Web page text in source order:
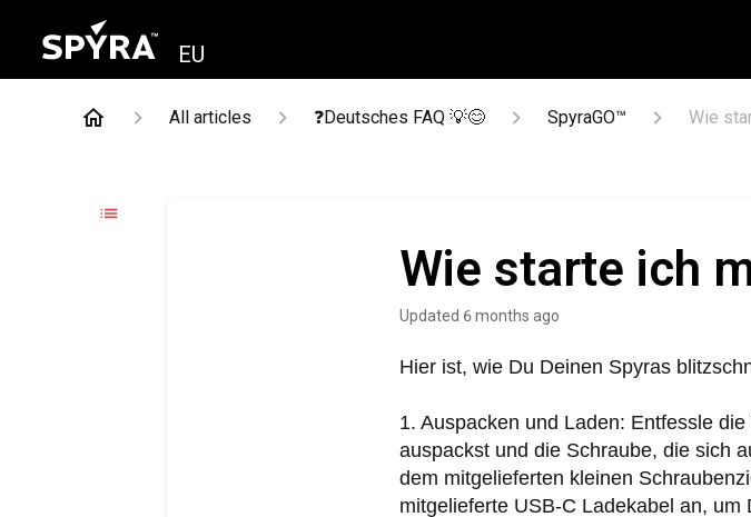
EU
All articles ❓Deutsches FAQ 💡😊 SpyraGO™ Wie
Wie starte ich
Updated 6 months ago
Hier ist, wie Du Deinen Spyras
1. Auspacken und Laden: Entfessle
auspackst und die Schraube, die sich
dem mitgelieferten kleinen
mitgelieferte USB-C Ladekabel an,